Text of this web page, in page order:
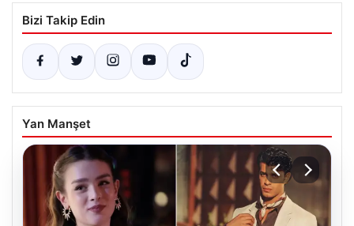
Bizi Takip Edin
Yan Manşet